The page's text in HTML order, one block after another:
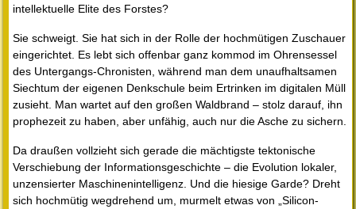
intellektuelle Elite des Forstes?
Sie schweigt. Sie hat sich in der Rolle der hochmütigen Zuschauer
eingerichtet. Es lebt sich offenbar ganz kommod im Ohrensessel
des Untergangs-Chronisten, während man dem unaufhaltsamen
Siechtum der eigenen Denkschule beim Ertrinken im digitalen Müll
zusieht. Man wartet auf den großen Waldbrand – stolz darauf, ihn
prophezeit zu haben, aber unfähig, auch nur die Asche zu sichern.
Da draußen vollzieht sich gerade die mächtigste tektonische
Verschiebung der Informationsgeschichte – die Evolution lokaler,
unzensierter Maschinenintelligenz. Und die hiesige Garde? Dreht
sich hochmütig wegdrehend um, murmelt etwas von „Silicon-